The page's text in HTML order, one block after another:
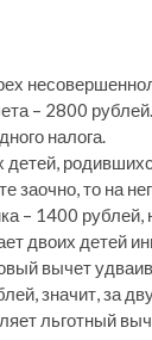
– 2800
налога.
детей,
заочно, то на
– 1400
двоих детей
вычет
значит, за
льготный